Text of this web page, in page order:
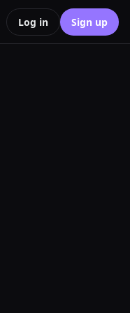
Log in Sign up